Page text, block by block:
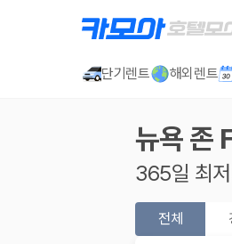
단기렌트 해외렌트
뉴욕 존
365일 최
전체